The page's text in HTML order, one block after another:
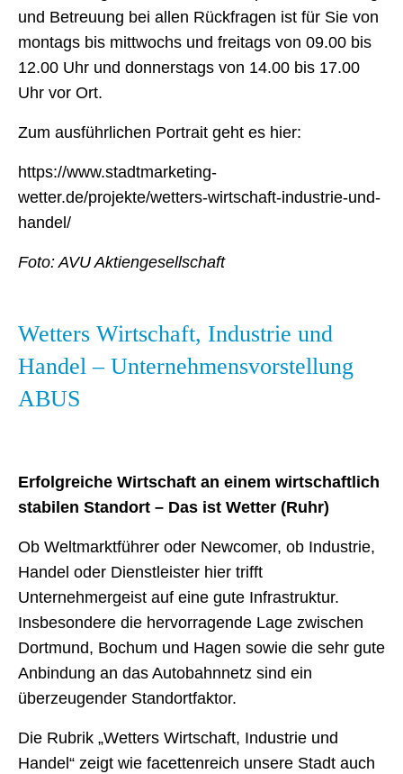
und Betreuung bei allen Rückfragen ist für Sie von
montags bis mittwochs und freitags von 09.00 bis
12.00 Uhr und donnerstags von 14.00 bis 17.00
Uhr vor Ort.
Zum ausführlichen Portrait geht es hier:
https://www.stadtmarketing-
wetter.de/projekte/wetters-wirtschaft-industrie-und-
handel/
Foto: AVU Aktiengesellschaft
Wetters Wirtschaft, Industrie und
Handel – Unternehmensvorstellung
ABUS
Erfolgreiche Wirtschaft an einem wirtschaftlich
stabilen Standort – Das ist Wetter (Ruhr)
Ob Weltmarktführer oder Newcomer, ob Industrie,
Handel oder Dienstleister hier trifft
Unternehmergeist auf eine gute Infrastruktur.
Insbesondere die hervorragende Lage zwischen
Dortmund, Bochum und Hagen sowie die sehr gute
Anbindung an das Autobahnnetz sind ein
überzeugender Standortfaktor.
Die Rubrik „Wetters Wirtschaft, Industrie und
Handel“ zeigt wie facettenreich unsere Stadt auch